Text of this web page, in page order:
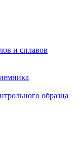
и сплавов
образца